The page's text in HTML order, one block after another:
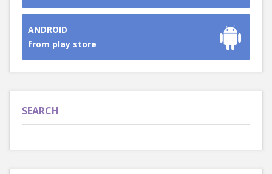
ANDROID
from play store
SEARCH